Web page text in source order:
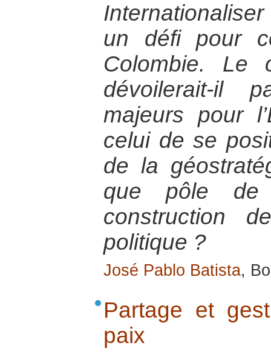
un défi pour
Colombie. Le
dévoilerait-il
majeurs pour
celui de se
de la
que pôle de
construction
politique ?
José Pablo Batista,
Partage et
paix